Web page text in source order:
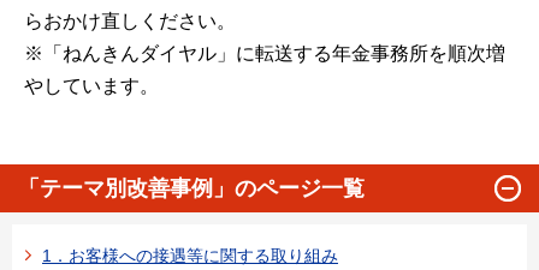
らおかけ直しください。
※「ねんきんダイヤル」に転送する年金事務所を順次増
やしています。
「テーマ別改善事例」のページ一覧
1．お客様への接遇等に関する取り組み